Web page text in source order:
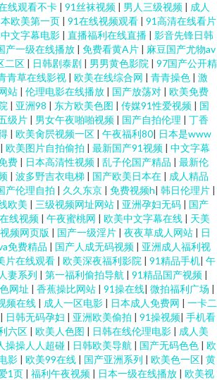
线观看不卡 | 91丝袜视频 | 男人三级视频 | 成人
欧美第一页 | 91在线视频观看 | 91高清在线看片
文字幕电影 | 直播福利在线直播 | 影音先锋日韩
产一级在线播放 | 免费看黄A片 | 麻豆国产尤物av
二区 | 日韩剧泰剧 | 男男黄色影院 | 97国产公开精
青草在线影视 | 欧美在线综合网 | 青青操色 | 激
站 | 伦理电影在线播放 | 国产放荡对 | 欧美免费
| 亚洲98 | 东方欧美色图 | 传媒91性爱视频 | 国
级片 | 男女午夜啪啪视频 | 国产自拍伦理 | 丁香
| 欧美肏屄视频一区 | 午夜福利80| 日本是www
| 欧美图片自拍偷拍 | 最新国产91视频 | 中文字幕
费 | 日本高清性视频 | 乱子伦国产精品 | 最新伦
| 波多野吉衣电梯 | 国产欧美日本在 | 成人精品
产伦理自拍 | 久久东京 | 免费视频h| 韩日伦理片 |
欧美 | 三级视频网址网站 | 亚洲孕妇无码 | 国产
线视频 | 午夜蜜桃网 | 欧美中文字幕在线 | 天美
频网页版 | 国产一级淫片 | 夜夜草成人网站 | 日
免费精品 | 国产人成无码视频 | 亚洲成人福利视
片在线观看 | 欧美深夜福利影院 | 91精品手机| 午
妻系列 | 第一福利偷拍导航 | 91精品国产视频 |
网址 | 香蕉操比网站 | 91操在线| 微拍福利广场 |
频在线 | 成人一区电影 | 日本成人免费网 | 一卡二
| 日韩无码孕妇 | 亚洲欧美偷拍 | 91操视频| 手机看
六区 | 欧美人色图 | 日韩在线伦理电影 | 成人美
操操人人超碰 | 日韩欧美导航 | 国产无码色色 | 欧
影 | 欧美99在线 | 国产亚洲系列 | 欧美色一区| 黄
1页 | 福利午夜视频 | 日本一级在线播放 | 欧美视